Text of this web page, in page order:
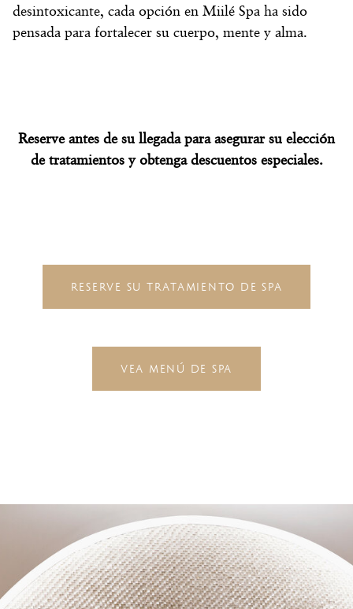
desintoxicante, cada opción en Miilé Spa ha sido
pensada para fortalecer su cuerpo, mente y alma.
Reserve antes de su llegada para asegurar su elección
de tratamientos y obtenga descuentos especiales.
RESERVE SU TRATAMIENTO DE SPA
VEA MENÚ DE SPA